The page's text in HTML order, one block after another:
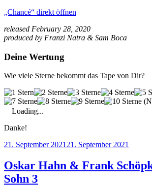
„Chancé“ direkt öffnen
released February 28, 2020
produced by Franzi Natra & Sam Boca
Deine Wertung
Wie viele Sterne bekommt das Tape von Dir?
Loading...
Danke!
Veröffentlicht
21. September 2021 21. September 2021
Oskar Hahn & Frank
Sohn 3